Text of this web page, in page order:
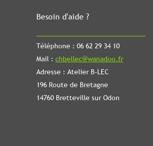
Besoin d'aide ?
Téléphone : 06 62 29 34 10
Mail : chbellec@wanadoo.fr
Adresse : Atelier B-LEC
196 Route de Bretagne
14760 Bretteville sur Odon